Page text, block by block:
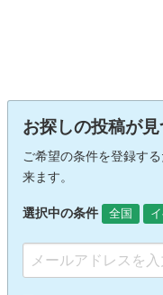
お探しの投稿が
ご希望の条件を登録す
来ます。
選択中の条件 全国